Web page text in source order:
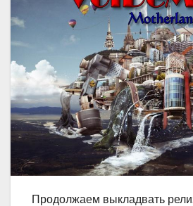
Продолжаем выкладвать